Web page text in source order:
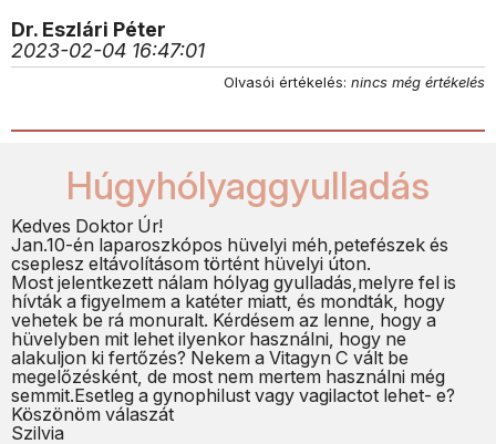
Dr. Eszlári Péter
2023-02-04 16:47:01
Olvasói értékelés: nincs még értékelés
Húgyhólyaggyulladás
Kedves Doktor Úr!
Jan.10-én laparoszkópos hüvelyi méh,petefészek és
cseplesz eltávolításom történt hüvelyi úton.
Most jelentkezett nálam hólyag gyulladás,melyre fel is
hívták a figyelmem a katéter miatt, és mondták, hogy
vehetek be rá monuralt. Kérdésem az lenne, hogy a
hüvelyben mit lehet ilyenkor használni, hogy ne
alakuljon ki fertőzés? Nekem a Vitagyn C vált be
megelőzésként, de most nem mertem használni még
semmit.Esetleg a gynophilust vagy vagilactot lehet- e?
Köszönöm válaszát
Szilvia